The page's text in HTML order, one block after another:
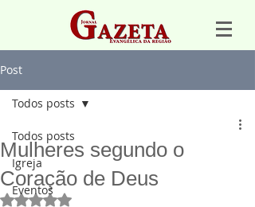
Post
Todos posts
Igreja
Eventos
Todos posts
Mulheres segundo o
Coração de Deus
Avaliado com NaN de 5 estrelas.